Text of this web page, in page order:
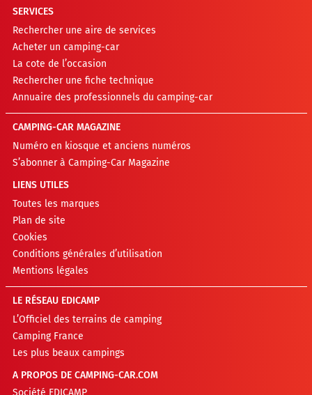
SERVICES
Rechercher une aire de services
Acheter un camping-car
La cote de l’occasion
Rechercher une fiche technique
Annuaire des professionnels du camping-car
CAMPING-CAR MAGAZINE
Numéro en kiosque et anciens numéros
S’abonner à Camping-Car Magazine
LIENS UTILES
Toutes les marques
Plan de site
Cookies
Conditions générales d’utilisation
Mentions légales
LE RÉSEAU EDICAMP
L’Officiel des terrains de camping
Camping France
Les plus beaux campings
A PROPOS DE CAMPING-CAR.COM
Société EDICAMP